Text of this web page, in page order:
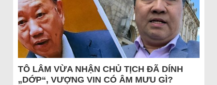
TÔ LÂM VỪA NHẬN CHỦ TỊCH ĐÃ DÍNH
„DỚP“, VƯỢNG VIN CÓ ÂM MƯU GÌ?